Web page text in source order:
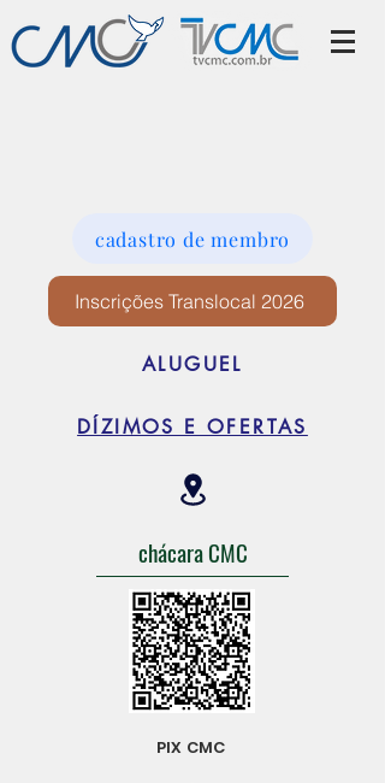
cadastro de membro
Inscrições Translocal 2026
ALUGUEL
DÍZIMOS E OFERTAS
chácara CMC
PIX CMC